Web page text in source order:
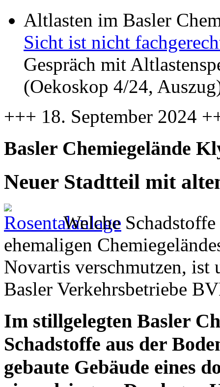
Altlasten im Basler
Sicht ist nicht
Gespräch mit
(Oekoskop 4/24,
+++ 18. September 2024
Basler Chemiegelände
Neuer Stadtteil mit
Welche
ehemaligen
Novartis verschmutzen, ist
Basler Verkehrsbetriebe
Im stillgelegten Basler
Schadstoffe aus der
gebaute Gebäude eines